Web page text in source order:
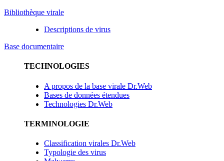
Bibliothèque virale
Descriptions de virus
Base documentaire
TECHNOLOGIES
A propos de la base virale Dr.Web
Bases de données étendues
Technologies Dr.Web
TERMINOLOGIE
Classification virales Dr.Web
Typologie des virus